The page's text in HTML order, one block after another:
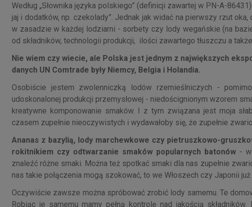
Według „Słownika języka polskiego” (definicji zawartej w PN-A-
jaj i dodatków, np. czekolady”. Jednak jak widać na pierwszy rzut
w zasadzie w każdej lodziarni - sorbety czy lody wegańskie (na
od składników, technologii produkcji, ilości zawartego tłuszczu a
Nie wiem czy wiecie, ale Polska jest jednym z największych
danych UN Comtrade były Niemcy, Belgia i Holandia.
Osobiście jestem zwolenniczką lodów rzemieślniczych -
udoskonalonej produkcji przemysłowej - niedoścignionym wzorem
kreatywne komponowanie smaków. I z tym związana jest moja
czasem zupełnie nieoczywistych i wydawałoby się, że zupełnie
Ananas z bazylią, lody marchewkowe czy pietruszkowo-
rokitnikiem czy odtwarzanie smaków popularnych batonów -
znaleźć różne smaki. Można też spotkać smaki dla nas zupełnie
nas takie połączenia mogą szokować, to we Włoszech czy Japonii
Oczywiście zawsze można spróbować zrobić lody samemu. Te
Robiąc je samemu mamy pełną kontrolę nad jakością